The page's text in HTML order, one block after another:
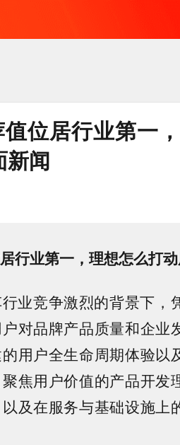
位居行业第一
新闻
行业第一，理想怎么打
业竞争激烈的背景下，
对品牌产品质量和企业
用户全生命周期体验以
焦用户价值的产品开发
及在服务与基础设施上